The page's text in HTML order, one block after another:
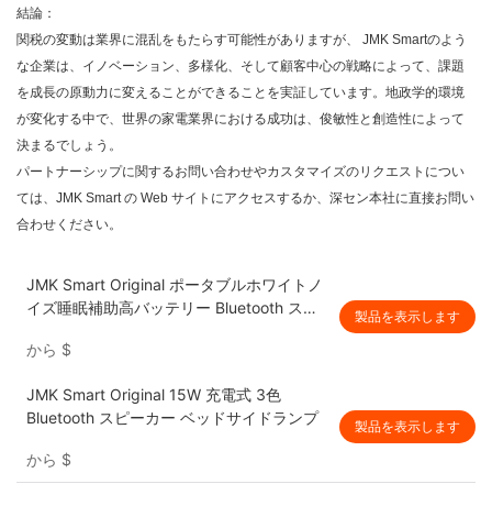
結論：
関税の変動は業界に混乱をもたらす可能性がありますが、 JMK Smartのよう
な企業は、イノベーション、多様化、そして顧客中心の戦略によって、課題
を成長の原動力に変えることができることを実証しています。地政学的環境
が変化する中で、世界の家電業界における成功は、俊敏性と創造性によって
決まるでしょう。
パートナーシップに関するお問い合わせやカスタマイズのリクエストについ
ては、JMK Smart の Web サイトにアクセスするか、深セン本社に直接お問い
合わせください。
JMK Smart Original ポータブルホワイトノ
イズ睡眠補助高バッテリー Bluetooth スピ
から $
製品を表示します
JMK Smart Original 15W 充電式 3色
Bluetooth スピーカー ベッドサイドランプ
から $
製品を表示します